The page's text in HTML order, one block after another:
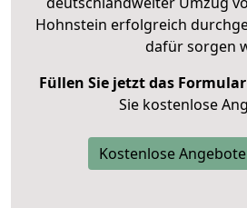
Hohnstein erfolgreich
dafür sorgen
Füllen Sie jetzt das
Sie kostenlose
Kostenlose